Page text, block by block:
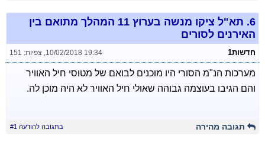
6.
תא"ל ציקו מנשה בערוץ 11 המהלך מתואם בין
האירנים לסורים
חדשות1 10/02/2018 19:34
, צפיות: 151
מערכות הנ"מ הסורי היו מוכנים לבואם של מטוסי חיל האוויר
והם הגיבו בעוצמה גבוהה שאולי חיל האוויר לא היה מוכן לה.
תגובה מהירה בתגובה להודעה #1